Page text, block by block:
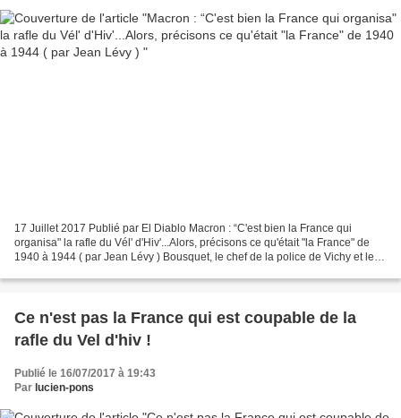
17 Juillet 2017 Publié par El Diablo Macron : “C'est bien la France qui
organisa" la rafle du Vél' d'Hiv'...Alors, précisons ce qu'était "la France" de
1940 à 1944 ( par Jean Lévy ) Bousquet, le chef de la police de Vichy et les
Ce n'est pas la France qui est coupable de la
rafle du Vel d'hiv !
Publié le 16/07/2017 à 19:43
Par lucien-pons